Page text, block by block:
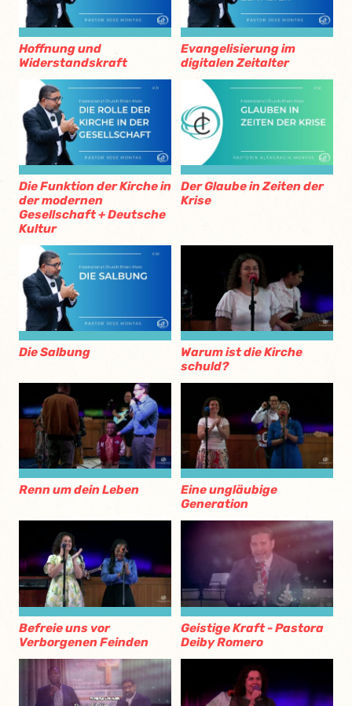
Hoffnung und
Widerstandskraft
Evangelisierung im
digitalen Zeitalter
Die Funktion der Kirche in
der modernen
Gesellschaft + Deutsche
Kultur
Der Glaube in Zeiten der
Krise
Die Salbung
Warum ist die Kirche
schuld?
Renn um dein Leben
Eine ungläubige
Generation
Befreie uns vor
Verborgenen Feinden
Geistige Kraft - Pastora
Deiby Romero